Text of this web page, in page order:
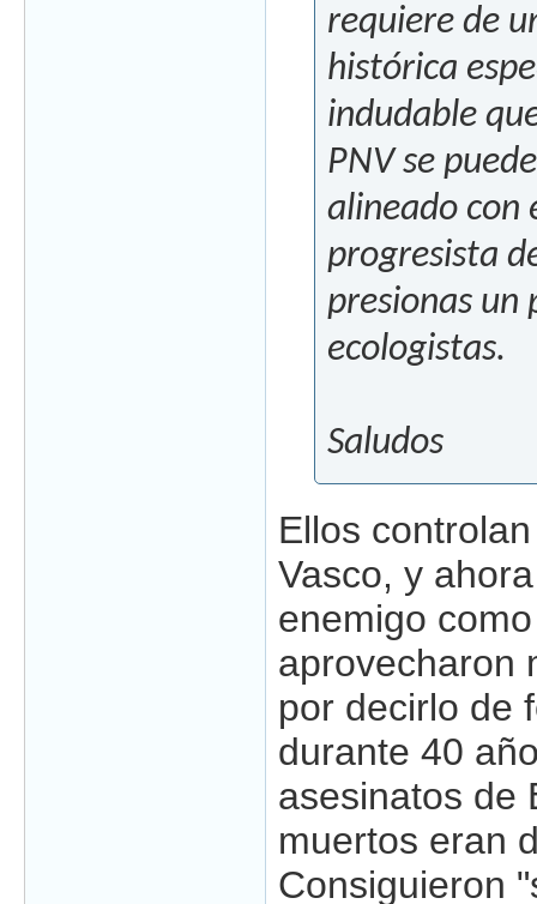
requiere de
histórica
indudable
PNV se
alineado con
progresista
presionas un
ecologistas.
Saludos
Ellos
Vasco, y
enemigo
aprovecharon
por decirlo de
durante 40
asesinatos de
muertos eran
Consiguieron